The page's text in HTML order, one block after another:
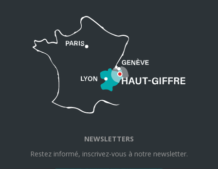
NEWSLETTERS
Restez informé, inscrivez-vous à notre newsletter.